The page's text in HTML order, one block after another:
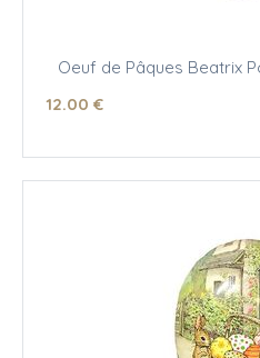
Oeuf de Pâques Beatrix
12.00 €